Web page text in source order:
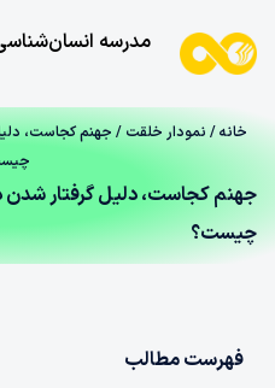
مدرسه
خانه/ نمودار خلقت/ جهنم کجاست،
جهنم کجاست، دلیل گرفتار شدن
چیست؟
فهرست مطالب